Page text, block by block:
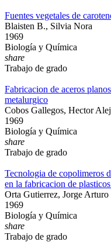
Fuentes vegetales de
Blaisten B., Silvia Nora
1969
Biología y Química
share
Trabajo de grado
Fabricacion de aceros
metalurgico
Cobos Gallegos, Hector
1969
Biología y Química
share
Trabajo de grado
Tecnologia de copolimeros
en la fabricacion de
Orta Gutierrez, Jorge Arturo
1969
Biología y Química
share
Trabajo de grado